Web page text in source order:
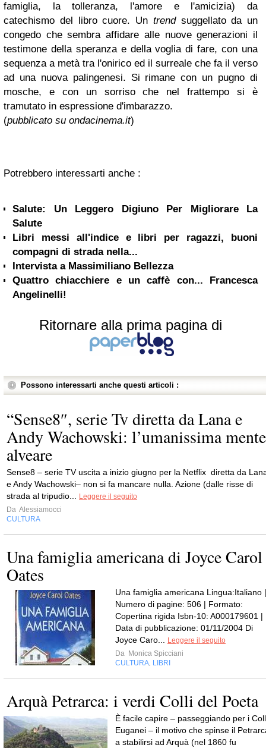
famiglia, la tolleranza, l'amore e l'amicizia) da
catechismo del libro cuore. Un trendsuggellato da un
congedo che sembra affidare alle nuove generazioni il
testimone della speranza e della voglia di fare, con una
sequenza a metà tra l'onirico ed il surreale che fa il verso
ad una nuova palingenesi. Si rimane con un pugno di
mosche, e con un sorriso che nel frattempo si è
tramutato in espressione d'imbarazzo.
(pubblicato su ondacinema.it)
Potrebbero interessarti anche :
Salute: Un Leggero Digiuno Per Migliorare La
Salute
Libri messi all'indice e libri per ragazzi, buoni
compagni di strada nella...
Intervista a Massimiliano Bellezza
Quattro chiacchiere e un caffè con... Francesca
Angelinelli!
Ritornare alla prima pagina di
Possono interessarti anche questi articoli :
“Sense8″, serie Tv diretta da Lana e
Andy Wachowski: l’umanissima mente
alveare
Sense8 – serie TV uscita a inizio giugno per la Netflix diretta da
e Andy Wachowski– non si fa mancare nulla. Azione (dalle risse di
strada al tripudio...
Leggere il seguito
Da Alessiamocci
CULTURA
Una famiglia americana di Joyce Carol
Oates
Una famiglia americana Lingua:Italiano |
Numero di pagine: 506 | Formato:
Copertina rigida Isbn-10: A000179601 |
Data di pubblicazione: 01/11/2004 Di
Joyce Caro...
Leggere il seguito
Da Monica Spicciani
CULTURA LIBRI
Arquà Petrarca: i verdi Colli del Poeta
È facile capire – passeggiando per i
Euganei – il motivo che spinse il
a stabilirsi ad Arquà (nel 1860 fu